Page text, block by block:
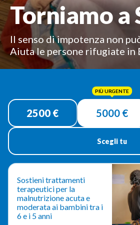
Torniamo a
Il senso di impotenza non
Aiuta le persone rifugiate in
Donazione
singola2500 € 5000 €
Scegli tu
Sostieni trattamenti
terapeutici per la
malnutrizione acuta e
moderata ai bambini tra i
6 e i 5 anni